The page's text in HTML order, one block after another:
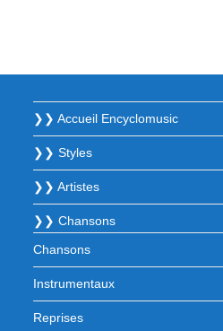
❯❯ Accueil Encyclomusic
❯❯ Styles
❯❯ Artistes
❯❯ Chansons
Chansons
Instrumentaux
Reprises